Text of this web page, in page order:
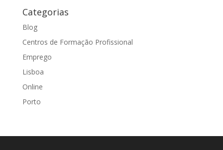
Categorias
Blog
Centros de Formação Profissional
Emprego
Lisboa
Online
Porto